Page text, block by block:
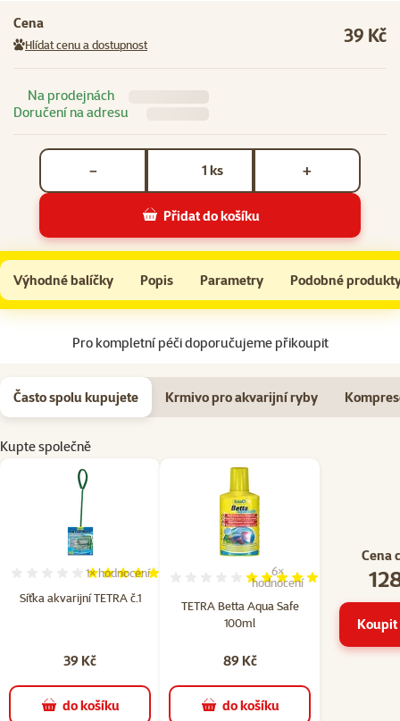
Cena
Hlídat cenu a dostupnost 39 Kč
Na prodejnách
Doručení na adresu
ks
− +
Přidat do košíku
Síťka akvarijní TETRA č.1
Do košíku
Výhodné balíčky Popis Parametry Podobné
Na začátek stránky
Pro kompletní péči doporučujeme přikoupit
Často spolu kupujete Krmivo pro akvarijní ryby
Kupte společně
Síťka akvarijní TETRA č.1
Hodnocení 100%, počet hodnocení: 1
1×hodnocení
39 Kč
do košíku
TETRA Betta Aqua Safe
100ml
Hodnocení 97%, počet
6×
hodnocení
89 Kč
do košíku
Cena